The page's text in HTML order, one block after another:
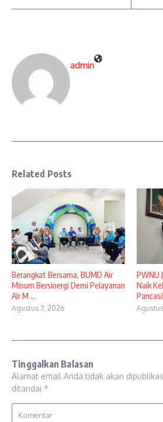
admin
Related Posts
Berangkat Bersama, BUMD Air
Minum Bersinergi Demi Pelayanan
Air M ...
Agustus 7, 2026
PWNU
Naik
Tinggalkan Balasan
Alamat email Anda tidak akan
ditandai *